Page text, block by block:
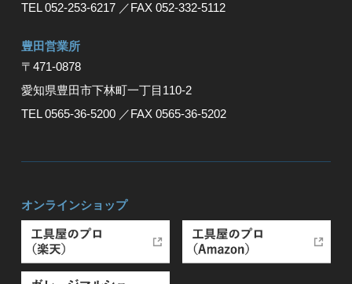
TEL 052-253-6217 ／FAX 052-332-5112
豊⽥営業所
〒471-0878
愛知県豊⽥市下林町⼀丁⽬110-2
TEL 0565-36-5200 ／FAX 0565-36-5202
オンラインショップ